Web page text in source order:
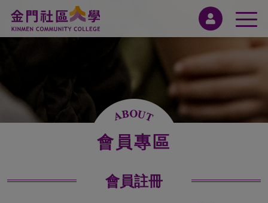
會員專區
會員註冊